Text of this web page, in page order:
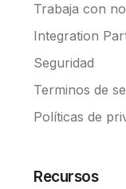
Trabaja con
Integration
Seguridad
Terminos de
Políticas de
Recursos